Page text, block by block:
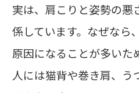
実は、肩こりと姿勢の悪
係しています。なぜなら
原因になることが多いた
人には猫背や巻き肩、う